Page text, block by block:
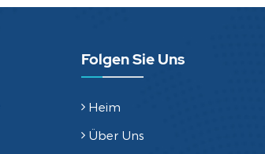
Folgen Sie Uns
Heim
Über Uns